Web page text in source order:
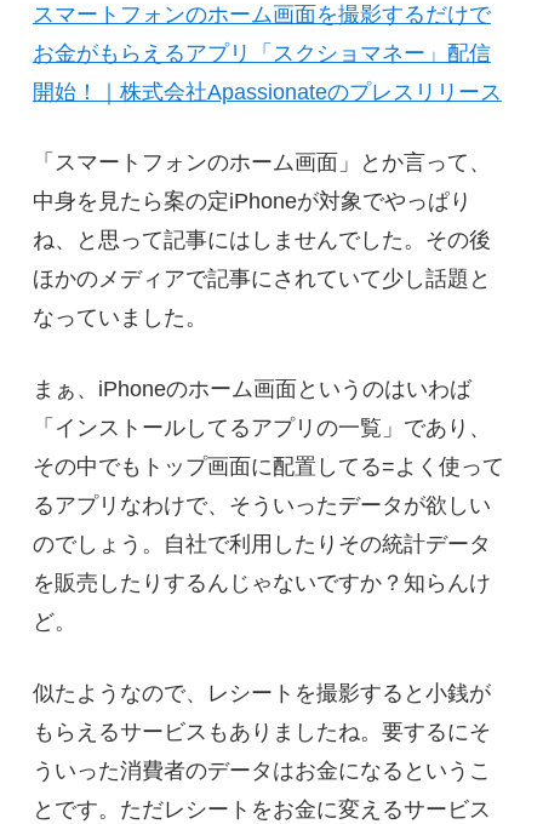
スマートフォンのホーム画面を撮影するだけで
お金がもらえるアプリ「スクショマネー」配信
開始！｜株式会社Apassionateのプレスリリース
「スマートフォンのホーム画面」とか言って、
中身を見たら案の定iPhoneが対象でやっぱり
ね、と思って記事にはしませんでした。その後
ほかのメディアで記事にされていて少し話題と
なっていました。
まぁ、iPhoneのホーム画面というのはいわば
「インストールしてるアプリの一覧」であり、
その中でもトップ画面に配置してる=よく使って
るアプリなわけで、そういったデータが欲しい
のでしょう。自社で利用したりその統計データ
を販売したりするんじゃないですか？知らんけ
ど。
似たようなので、レシートを撮影すると小銭が
もらえるサービスもありましたね。要するにそ
ういった消費者のデータはお金になるというこ
とです。ただレシートをお金に変えるサービス